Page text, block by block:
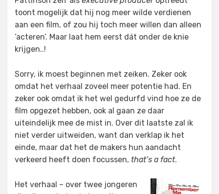
toont mogelijk dat hij nog meer wilde verdienen
aan een film, of zou hij toch meer willen dan alleen
‘acteren’. Maar laat hem eerst dát onder de knie
krijgen..!
Sorry, ik moest beginnen met zeiken. Zeker ook
omdat het verhaal zoveel meer potentie had. En
zeker ook omdat ik het wel gedurfd vind hoe ze de
film opgezet hebben, ook al gaan ze daar
uiteindelijk mee de mist in. Over dit laatste zal ik
niet verder uitweiden, want dan verklap ik het
einde, maar dat het de makers hun aandacht
verkeerd heeft doen focussen, that’s a fact.
Het verhaal – over twee jongeren